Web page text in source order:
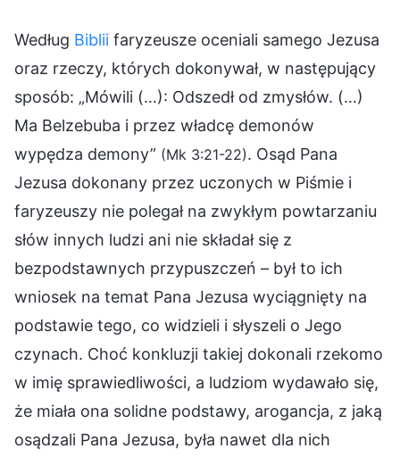
Według Biblii faryzeusze oceniali samego Jezusa
oraz rzeczy, których dokonywał, w następujący
sposób: „Mówili (…): Odszedł od zmysłów. (…)
Ma Belzebuba i przez władcę demonów
wypędza demony” (Mk 3:21-22). Osąd Pana
Jezusa dokonany przez uczonych w Piśmie i
faryzeuszy nie polegał na zwykłym powtarzaniu
słów innych ludzi ani nie składał się z
bezpodstawnych przypuszczeń – był to ich
wniosek na temat Pana Jezusa wyciągnięty na
podstawie tego, co widzieli i słyszeli o Jego
czynach. Choć konkluzji takiej dokonali rzekomo
w imię sprawiedliwości, a ludziom wydawało się,
że miała ona solidne podstawy, arogancja, z jaką
osądzali Pana Jezusa, była nawet dla nich